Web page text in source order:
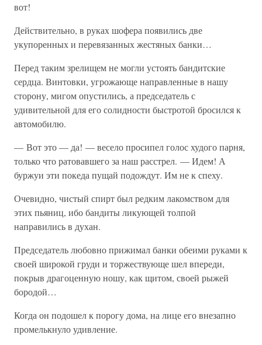
вот!
Действительно, в руках шофера появились две
укупоренных и перевязанных жестяных банки…
Перед таким зрелищем не могли устоять бандитские
сердца. Винтовки, угрожающе направленные в нашу
сторону, мигом опустились, а председатель с
удивительной для его солидности быстротой бросился к
автомобилю.
— Вот это — да! — весело просипел голос худого парня,
только что ратовавшего за наш расстрел. — Идем! А
буржуи эти покеда пущай подождут. Им не к спеху.
Очевидно, чистый спирт был редким лакомством для
этих пьяниц, ибо бандиты ликующей толпой
направились в духан.
Председатель любовно прижимал банки обеими руками к
своей широкой груди и торжествующе шел впереди,
покрыв драгоценную ношу, как щитом, своей рыжей
бородой…
Когда он подошел к порогу дома, на лице его внезапно
промелькнуло удивление.